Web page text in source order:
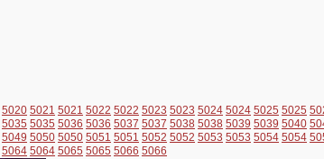
5020 5021 5021 5022 5022 5023 5023 5024 5024 5025 5025
5035 5035 5036 5036 5037 5037 5038 5038 5039 5039 5040
5049 5050 5050 5051 5051 5052 5052 5053 5053 5054 5054
5064 5064 5065 5065 5066 5066